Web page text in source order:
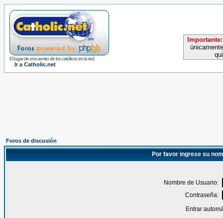
El lugar de encuentro de los católicos en la red
Ir a Catholic.net
Importante:
Foros de discusión
Por favor ingrese su
Nombre de Usuario:
Contraseña:
Entrar